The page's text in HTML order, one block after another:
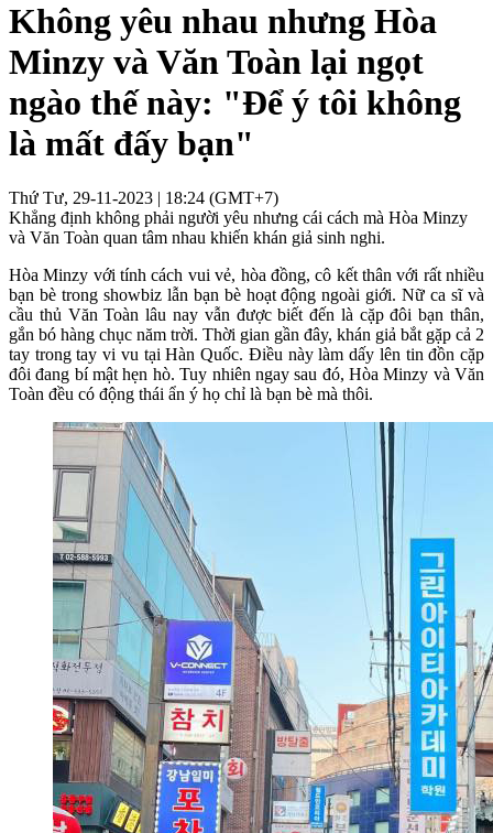
Không yêu nhau nhưng Hòa
Minzy và Văn Toàn lại ngọt
ngào thế này: "Để ý tôi không
là mất đấy bạn"
Thứ Tư, 29-11-2023 | 18:24 (GMT+7)
Khẳng định không phải người yêu nhưng cái cách mà Hòa Minzy
và Văn Toàn quan tâm nhau khiến khán giả sinh nghi.
Hòa Minzy với tính cách vui vẻ, hòa đồng, cô kết thân với rất nhiều
bạn bè trong showbiz lẫn bạn bè hoạt động ngoài giới. Nữ ca sĩ và
cầu thủ Văn Toàn lâu nay vẫn được biết đến là cặp đôi bạn thân,
gắn bó hàng chục năm trời. Thời gian gần đây, khán giả bắt gặp cả 2
tay trong tay vi vu tại Hàn Quốc. Điều này làm dấy lên tin đồn cặp
đôi đang bí mật hẹn hò. Tuy nhiên ngay sau đó, Hòa Minzy và Văn
Toàn đều có động thái ẩn ý họ chỉ là bạn bè mà thôi.